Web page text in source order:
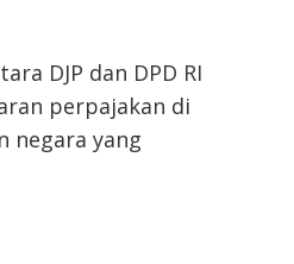
DJP dan DPD RI
perpajakan di
negara yang